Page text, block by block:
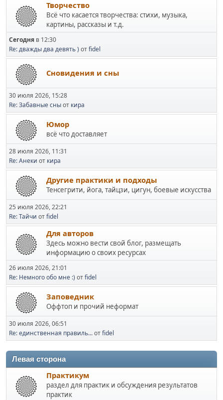
Творчество
Всё что касается творчества: стихи, музыка,
картины, рассказы и т.д.
Сегодня в 12:30
Re: дважды два девять ) отfidel
Сновидения и сны
30 июля 2026, 15:28
Re: Забавные сныот кира
Юмор
всё что доставляет
28 июля 2026, 11:31
Re: Анеки от кира
Другие практики и подходы
Тенсегрити, йога, тайцзи, цигун, боевые искусства
25 июля 2026, 22:21
Re: Тайчи отfidel
Для авторов
Здесь можно вести свой блог, размещать
информацию о своих ресурсах
26 июля 2026, 21:01
Re: Немного обо мне :) отfidel
Заповедник
Оффтоп и прочий неформат
30 июля 2026, 06:51
Re: единственная правиль...отfidel
Левая сторона
Практикум
раздел для практик и обсуждения результатов
практик